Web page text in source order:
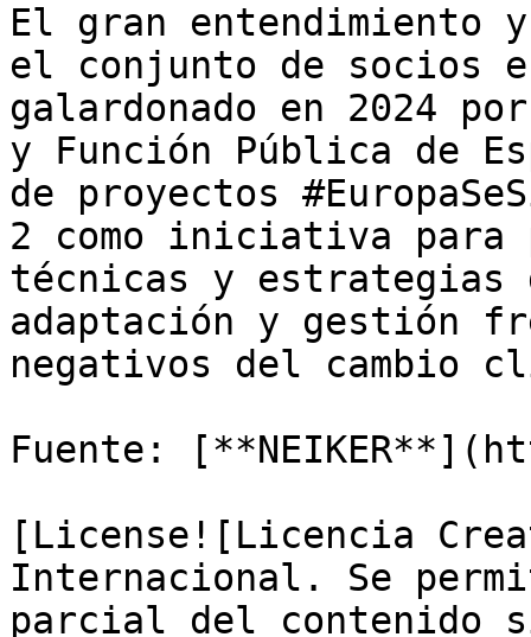
El gran entendimiento
el conjunto de socios
galardonado en 2024
y Función Pública de
de proyectos
2 como iniciativa para
técnicas y estrategias
adaptación y gestión
negativos del cambio
Fuente:
[License![Licencia
Internacional. Se
parcial del contenido